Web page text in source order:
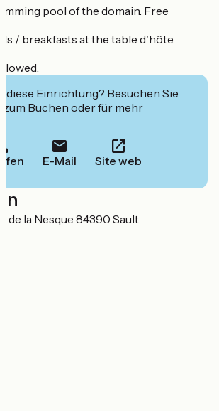
pool of the domain. Free
/ breakfasts at the table d'hôte.
diese Einrichtung? Besuchen Sie
zum Buchen oder für mehr
E-Mail Site web
de la Nesque 84390 Sault